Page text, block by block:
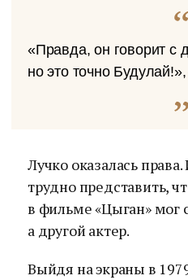
«Правда, он говорит с
но это точно
Лучко оказалась
трудно представить,
в фильме «Цыган» мог
а другой актер.
Выйдя на экраны в